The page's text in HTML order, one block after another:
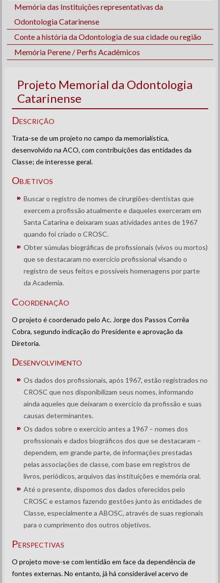
Memória das Instituições representativas da
Odontologia Catarinense
Conte a história da Odontologia de sua cidade ou região
Memória Perene / Perfis Acadêmicos
Projeto Memorial da Odontologia
Catarinense
Descrição
Trata-se de um projeto no campo da memorialística,
desenvolvido na ACO, com contribuições das entidades da
Classe; de interesse geral.
Objetivos
Buscar o registro de nomes de cirurgiões-dentistas que
exercem a profissão atualmente e daqueles exerceram em
Santa Catarina e deixaram suas atividades antes de 1967
quando foi criado o CROSC.
Obter súmulas biográficas de profissionais (vivos ou mortos)
que se destacaram no exercício profissional visando o
registro de seus feitos e possíveis homenagens por parte
da Academia.
Coordenação
O projeto é coordenado pelo Ac. Jorge dos Passos Corrêa
Cobra, segundo indicação do Presidente e aprovação da
Diretoria.
Desenvolvimento
Os dados dos profissionais, após 1967, estão registrados no
CROSC que nos disponibilizam seus nomes, informando
ainda aqueles que deixaram o exercício da profissão e suas
causas determinantes.
Os dados sobre o exercício antes a 1967 – nomes dos
profissionais e dados biográficos dos que se destacaram –
dependem, em grande parte, de informações prestadas
pelas associações de classe, com base em registros de
livros, periódicos, arquivos das instituições e memória oral.
Até o presente, dispomos dos dados oferecidos pelo
CROSC e estamos fazendo gestões junto às entidades de
Classe, especialmente a ABOSC, através de suas regionais
para o cumprimento dos outros objetivos.
Perspectivas
O projeto move-se com lentidão em face da dependência de
fontes externas. No entanto, já há considerável acervo de